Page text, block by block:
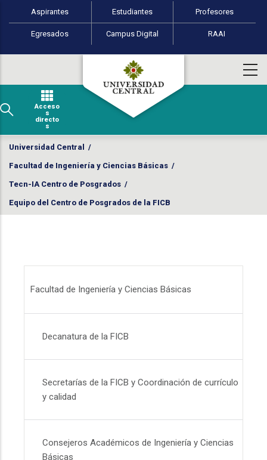
Pasar al contenido principal
Perfiles de usuario
Aspirantes Estudiantes Profesores
Egresados Campus Digital RAAI
Acceso
s
directo
s
Universidad Central /
Facultad de Ingeniería y Ciencias Básicas /
Tecn-IA Centro de Posgrados /
Equipo del Centro de Posgrados de la FICB
Facultad de Ingeniería y Ciencias Básicas
Decanatura de la FICB
Secretarías de la FICB y Coordinación de currículo
y calidad
Consejeros Académicos de Ingeniería y Ciencias
Básicas